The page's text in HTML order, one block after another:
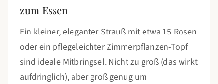
zum Essen
Ein kleiner, eleganter Strauß mit etwa 15 Rosen
oder ein pflegeleichter Zimmerpflanzen-Topf
sind ideale Mitbringsel. Nicht zu groß (das wirkt
aufdringlich), aber groß genug um